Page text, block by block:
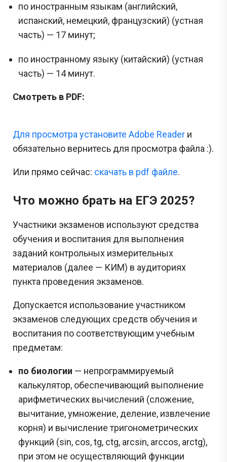
по иностранным языкам (английский,
испанский, немецкий, французский) (устная
часть) — 17 минут;
по иностранному языку (китайский) (устная
часть) — 14 минут.
Смотреть в PDF:
Для просмотра установите Adobe Reader и
обязательно вернитесь для просмотра файла :).
Или прямо сейчас: cкачать в pdf файле.
Что можно брать на ЕГЭ 2025?
Участники экзаменов используют средства
обучения и воспитания для выполнения
заданий контрольных измерительных
материалов (далее — КИМ) в аудиториях
пункта проведения экзаменов.
Допускается использование участником
экзаменов следующих средств обучения и
воспитания по соответствующим учебным
предметам:
по биологии — непрограммируемый
калькулятор, обеспечивающий выполнение
арифметических вычислений (сложение,
вычитание, умножение, деление, извлечение
корня) и вычисление тригонометрических
функций (sin, cos, tg, ctg, arcsin, arccos, arctg),
при этом не осуществляющий функции